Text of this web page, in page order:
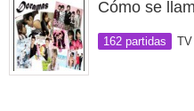
Cómo se
162 partidas TV